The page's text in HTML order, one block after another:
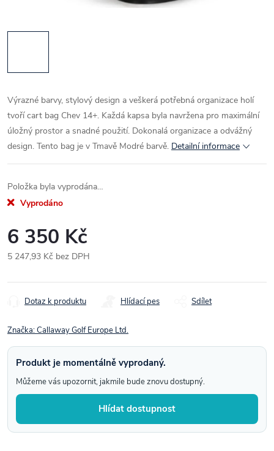
Výrazné barvy, stylový design a veškerá potřebná organizace holí
tvoří cart bag Chev 14+. Každá kapsa byla navržena pro maximální
úložný prostor a snadné použití. Dokonalá organizace a odvážný
design. Tento bag je v Tmavě Modré barvě. Detailní informace
Položka byla vyprodána…
Vyprodáno
6 350 Kč
5 247,93 Kč bez DPH
cena:
Dotaz k produktu Hlídací pes Sdílet
Značka:Callaway Golf Europe Ltd.
Produkt je momentálně vyprodaný.
Můžeme vás upozornit, jakmile bude znovu dostupný.
Hlídat dostupnost